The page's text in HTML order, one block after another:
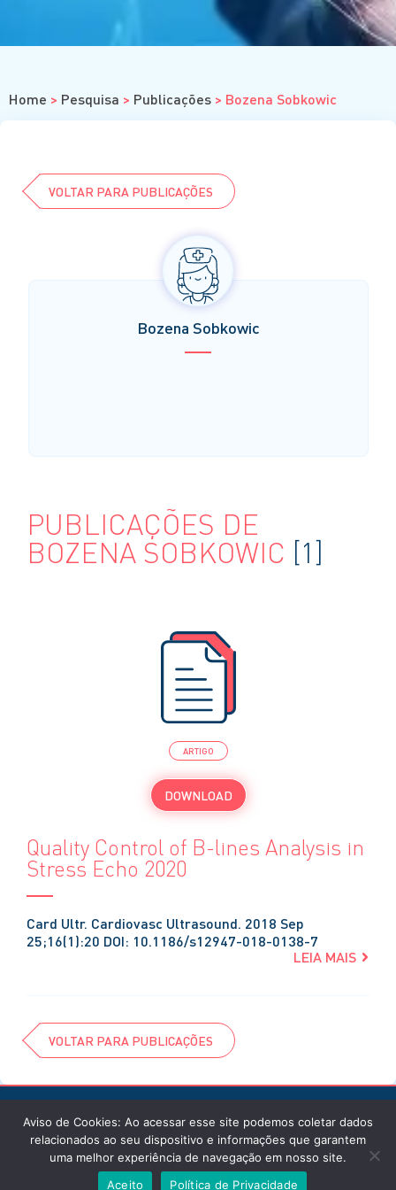
Home > Pesquisa > Publicações > Bozena Sobkowic
VOLTAR PARA PUBLICAÇÕES
Bozena Sobkowic
PUBLICAÇÕES DE
BOZENA SOBKOWIC [1]
ARTIGO
DOWNLOAD
Quality Control of B-lines Analysis in
Stress Echo 2020
Card Ultr. Cardiovasc Ultrasound. 2018 Sep
25;16(1):20 DOI: 10.1186/s12947-018-0138-7
LEIA MAIS
VOLTAR PARA PUBLICAÇÕES
© Instituto de Cardiologia / 2026 / Todos os
Aviso de Cookies: Ao acessar esse site podemos coletar dados
relacionados ao seu dispositivo e informações que garantem
uma melhor experiência de navegação em nosso site.
Aceito
Política de Privacidade